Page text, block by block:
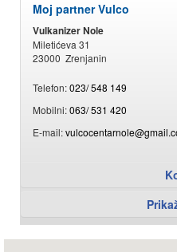
Moj partner Vulco
Vulkanizer Nole
Miletićeva 31
23000 Zrenjanin
Telefon:023/ 548 149
Mobilni:063/ 531 420
E-mail: